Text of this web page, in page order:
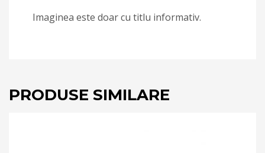
Imaginea este doar cu titlu informativ.
PRODUSE SIMILARE